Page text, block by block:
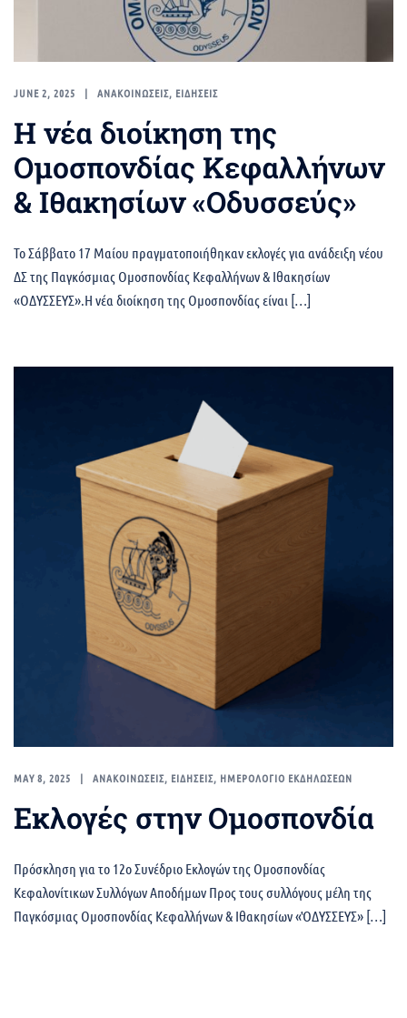
JUNE 2, 2025 ΑΝΑΚΟΙΝΩΣΕΙΣ, ΕΙΔΗΣΕΙΣ
Η νέα διοίκηση της
Ομοσπονδίας Κεφαλλήνων
& Ιθακησίων «Οδυσσεύς»
Το Σάββατο 17 Μαίου πραγματοποιήθηκαν εκλογές για ανάδειξη νέου
ΔΣ της Παγκόσμιας Ομοσπονδίας Κεφαλλήνων & Ιθακησίων
«ΟΔΥΣΣΕΥΣ».Η νέα διοίκηση της Ομοσπονδίας είναι […]
MAY 8, 2025 ΑΝΑΚΟΙΝΩΣΕΙΣ, ΕΙΔΗΣΕΙΣ, ΗΜΕΡΟΛΟΓΙΟ ΕΚΔΗΛΩΣΕΩΝ
Εκλογές στην Ομοσπονδία
Πρόσκληση για το 12ο Συνέδριο Εκλογών της Ομοσπονδίας
Κεφαλονίτικων Συλλόγων Αποδήμων Προς τους συλλόγους μέλη της
Παγκόσμιας Ομοσπονδίας Κεφαλλήνων & Ιθακησίων «ὉΔΥΣΣΕΥΣ» […]